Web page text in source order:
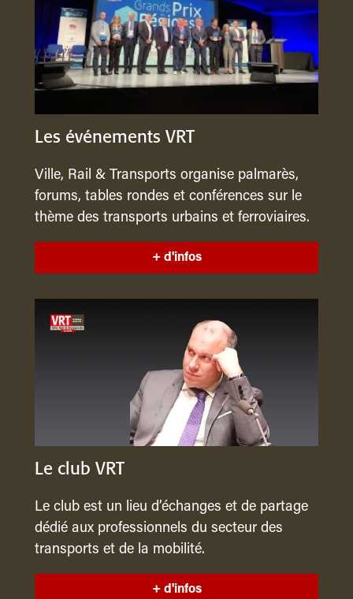
Les événements VRT
Ville, Rail & Transports organise palmarès,
forums, tables rondes et conférences sur le
thème des transports urbains et ferroviaires.
+ d'infos
Le club VRT
Le club est un lieu d’échanges et de partage
dédié aux professionnels du secteur des
transports et de la mobilité.
+ d'infos